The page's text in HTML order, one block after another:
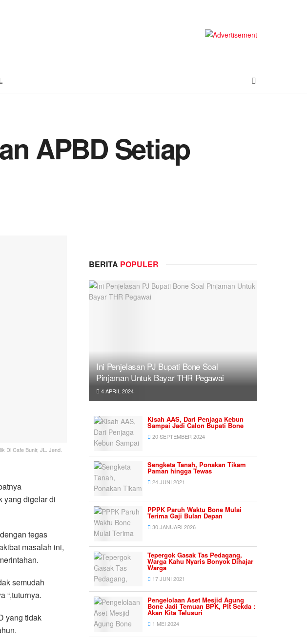
APBD Setiap
Di Cafe Bunir, JL. Jend.
yang digelar di
tegas
masalah ini,
semudah
“,tuturnya.
yang tidak
BERITA POPULER
Ini Penjelasan PJ Bupati Bone Soal
Pinjaman Untuk Bayar THR Pegawai
4 APRIL 2024
Kisah AAS, Dari Penjaga Kebun
Sampai Jadi Calon Bupati Bone
20 SEPTEMBER 2024
Sengketa Tanah, Ponakan Tikam
Paman hingga Tewas
24 JUNI 2021
PPPK Paruh Waktu Bone Mulai
Terima Gaji Bulan Depan
30 JANUARI 2026
Tepergok Gasak Tas Pedagang,
Warga Kahu Nyaris Bonyok Dihajar
Warga
17 JUNI 2021
Pengelolaan Aset Mesjid Agung
Bone Jadi Temuan BPK, Plt Sekda :
Akan Kita Telusuri
1 MEI 2024